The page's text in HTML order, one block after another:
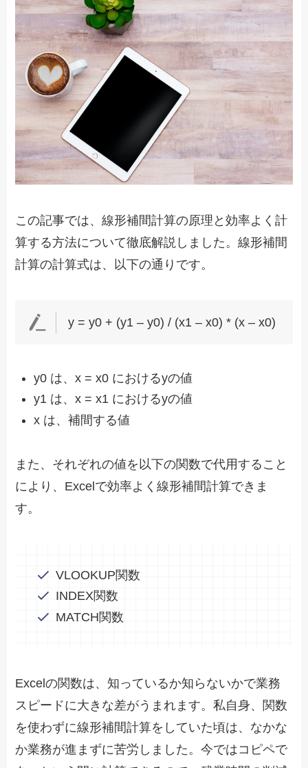
この記事では、線形補間計算の原理と効率よく計
算する方法について徹底解説しました。線形補間
計算の計算式は、以下の通りです。
y = y0 + (y1 – y0) / (x1 – x0) * (x – x0)
y0 は、x = x0 におけるyの値
y1 は、x = x1 におけるyの値
x は、補間する値
また、それぞれの値を以下の関数で代用すること
により、Excelで効率よく線形補間計算できま
す。
VLOOKUP関数
INDEX関数
MATCH関数
Excelの関数は、知っているか知らないかで業務
スピードに大きな差がうまれます。私自身、関数
を使わずに線形補間計算をしていた頃は、なかな
か業務が進まずに苦労しました。今ではコピペで